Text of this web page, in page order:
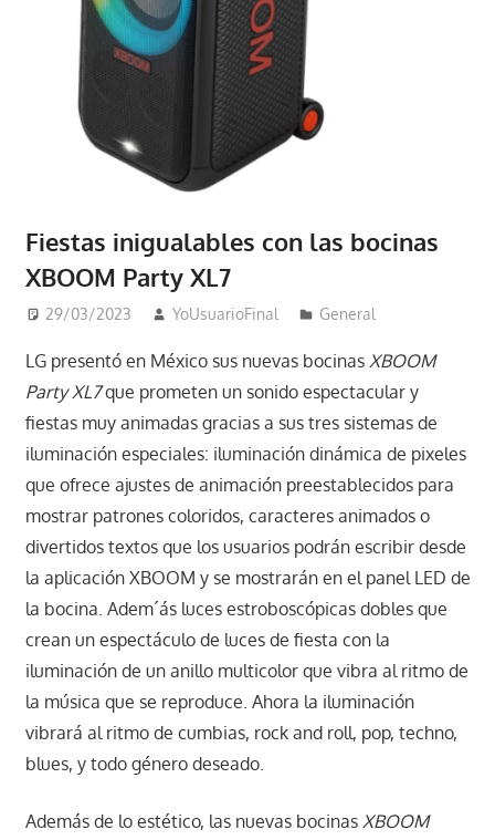
Fiestas inigualables con las bocinas
XBOOM Party XL7
29/03/2023 YoUsuarioFinal General
LG presentó en México sus nuevas bocinas XBOOM
Party XL7que prometen un sonido espectacular y
fiestas muy animadas gracias a sus tres sistemas de
iluminación especiales: iluminación dinámica de pixeles
que ofrece ajustes de animación preestablecidos para
mostrar patrones coloridos, caracteres animados o
divertidos textos que los usuarios podrán escribir desde
la aplicación XBOOM y se mostrarán en el panel LED de
la bocina. Adem´ás luces estroboscópicas dobles que
crean un espectáculo de luces de fiesta con la
iluminación de un anillo multicolor que vibra al ritmo de
la música que se reproduce. Ahora la iluminación
vibrará al ritmo de cumbias, rock and roll, pop, techno,
blues, y todo género deseado.
Además de lo estético, las nuevas bocinas XBOOM